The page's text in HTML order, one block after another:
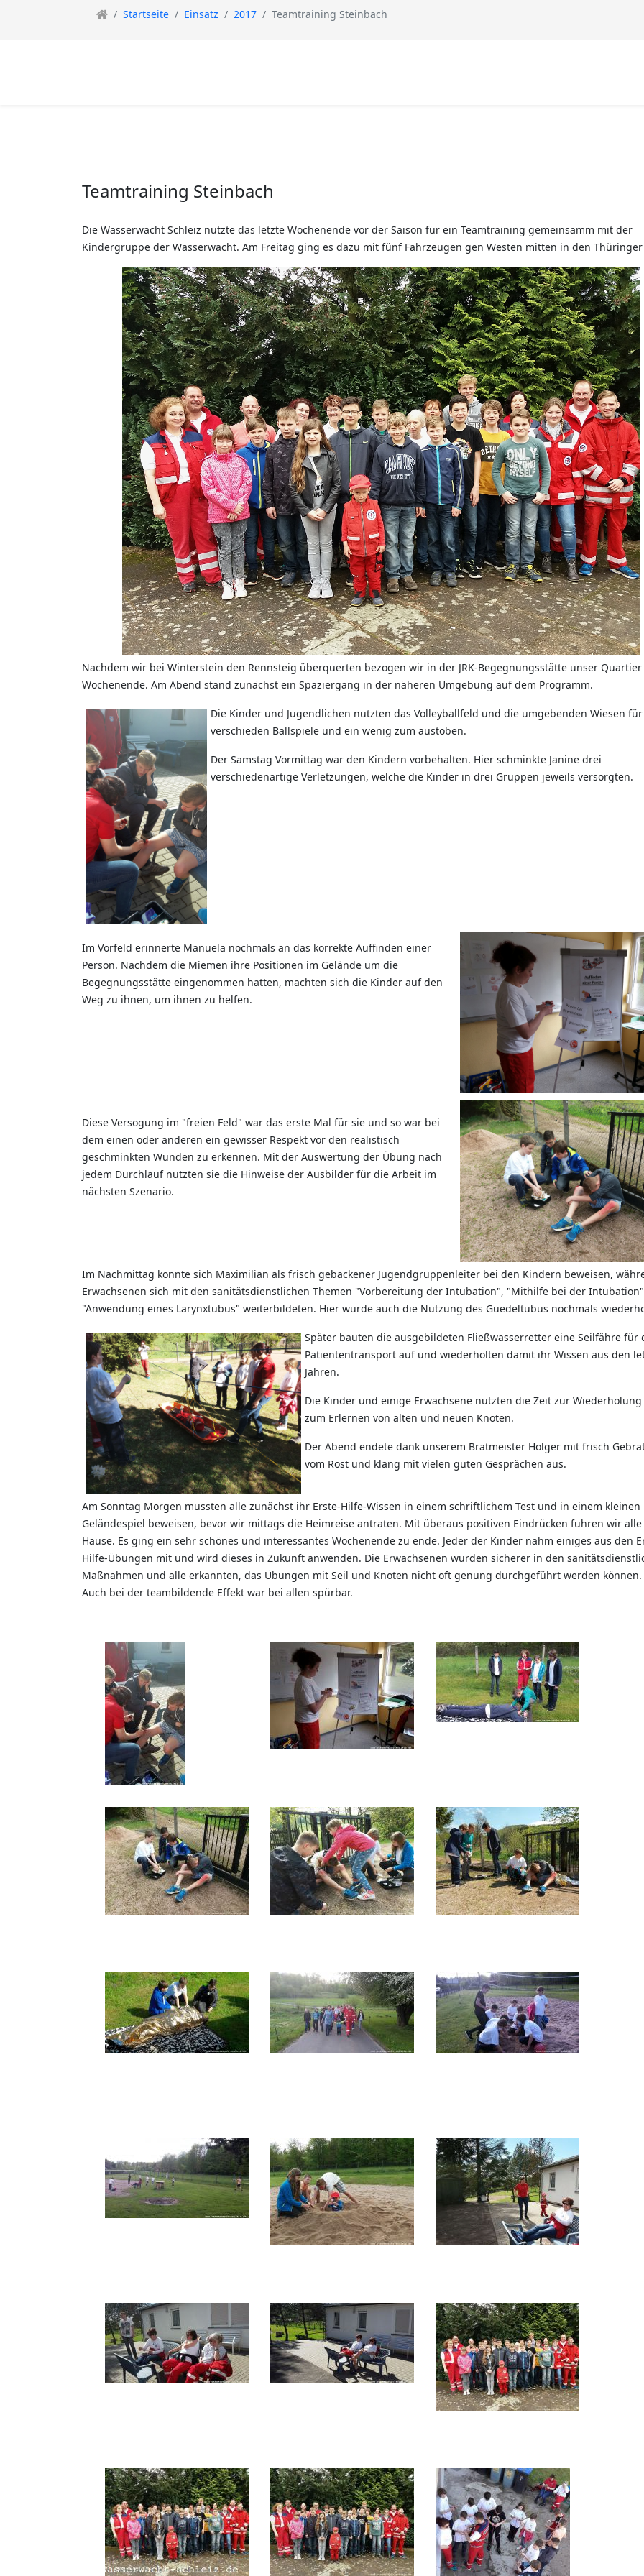
Startseite Einsatz 2017 Teamtraining Steinbach
Teamtraining Steinbach
Die Wasserwacht Schleiz nutzte das letzte Wochenende vor der Saison für ein Teamtraining gemeinsamm mit der
Kindergruppe der Wasserwacht. Am Freitag ging es dazu mit fünf Fahrzeugen gen Westen mitten in den
Nachdem wir bei Winterstein den Rennsteig überquerten bezogen wir in der JRK-Begegnungsstätte unser
Wochenende. Am Abend stand zunächst ein Spaziergang in der näheren Umgebung auf dem Programm.
Die Kinder und Jugendlichen nutzten das Volleyballfeld und die umgebenden Wiesen für
verschieden Ballspiele und ein wenig zum austoben.
Der Samstag Vormittag war den Kindern vorbehalten. Hier schminkte Janine drei
verschiedenartige Verletzungen, welche die Kinder in drei Gruppen jeweils versorgten.
Im Vorfeld erinnerte Manuela nochmals an das korrekte Auffinden einer
Person. Nachdem die Miemen ihre Positionen im Gelände um die
Begegnungsstätte eingenommen hatten, machten sich die Kinder auf den
Weg zu ihnen, um ihnen zu helfen.
Diese Versogung im "freien Feld" war das erste Mal für sie und so war bei
dem einen oder anderen ein gewisser Respekt vor den realistisch
geschminkten Wunden zu erkennen. Mit der Auswertung der Übung nach
jedem Durchlauf nutzten sie die Hinweise der Ausbilder für die Arbeit im
nächsten Szenario.
Im Nachmittag konnte sich Maximilian als frisch gebackener Jugendgruppenleiter bei den Kindern beweisen,
Erwachsenen sich mit den sanitätsdienstlichen Themen "Vorbereitung der Intubation", "Mithilfe bei der
"Anwendung eines Larynxtubus" weiterbildeten. Hier wurde auch die Nutzung des Guedeltubus nochmals
Später bauten die ausgebildeten Fließwasserretter eine Seilfähre für
Patiententransport auf und wiederholten damit ihr Wissen aus den
Jahren.
Die Kinder und einige Erwachsene nutzten die Zeit zur
zum Erlernen von alten und neuen Knoten.
Der Abend endete dank unserem Bratmeister Holger mit frisch
vom Rost und klang mit vielen guten Gesprächen aus.
Am Sonntag Morgen mussten alle zunächst ihr Erste-Hilfe-Wissen in einem schriftlichem Test und in einem kleinen
Geländespiel beweisen, bevor wir mittags die Heimreise antraten. Mit überaus positiven Eindrücken fuhren wir
Hause. Es ging ein sehr schönes und interessantes Wochenende zu ende. Jeder der Kinder nahm einiges aus den
Hilfe-Übungen mit und wird dieses in Zukunft anwenden. Die Erwachsenen wurden sicherer in den
Maßnahmen und alle erkannten, das Übungen mit Seil und Knoten nicht oft genung durchgeführt werden können.
Auch bei der teambildende Effekt war bei allen spürbar.